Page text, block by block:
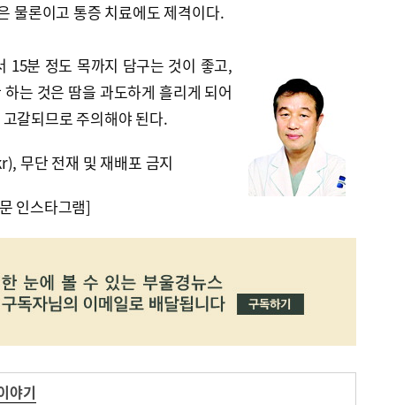
물론이고 통증 치료에도 제격이다.
15분 정도 목까지 담구는 것이 좋고,
는 것은 땀을 과도하게 흘리게 되어
갈되므로 주의해야 된다.
무단 전재 및 재배포 금지
인스타그램]
야기